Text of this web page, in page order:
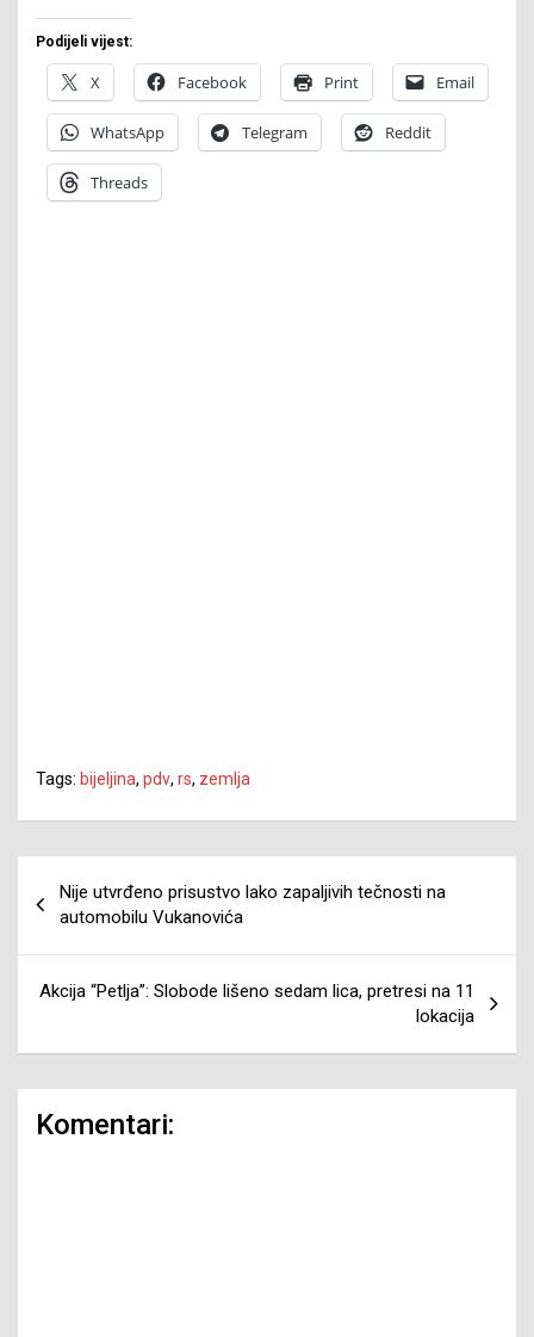
Podijeli vijest:
X Facebook Print Email
WhatsApp Telegram Reddit
Threads
Tags: bijeljina, pdv, rs, zemlja
članaka
Nije utvrđeno prisustvo lako zapaljivih tečnosti na
automobilu Vukanovića
Akcija “Petlja”: Slobode lišeno sedam lica, pretresi na 11
lokacija
Komentari: